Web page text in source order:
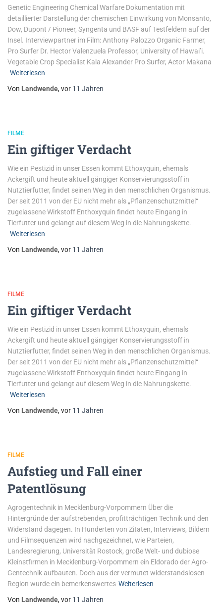
Genetic Engineering Chemical Warfare Dokumentation mit
detaillierter Darstellung der chemischen Einwirkung von Monsanto,
Dow, Dupont / Pioneer, Syngenta und BASF auf Testfeldern auf der
Insel. Interviewpartner im Film: Anthony Palozzo Organic Farmer,
Pro Surfer Dr. Hector Valenzuela Professor, University of Hawai’i.
Vegetable Crop Specialist Kala Alexander Pro Surfer, Actor Makana
Weiterlesen
Von Landwende, vor 11 Jahren
FILME
Ein giftiger Verdacht
Wie ein Pestizid in unser Essen kommt Ethoxyquin, ehemals
Ackergift und heute aktuell gängiger Konservierungsstoff in
Nutztierfutter, findet seinen Weg in den menschlichen Organismus.
Der seit 2011 von der EU nicht mehr als „Pflanzenschutzmittel“
zugelassene Wirkstoff Enthoxyquin findet heute Eingang in
Tierfutter und gelangt auf diesem Weg in die Nahrungskette.
Weiterlesen
Von Landwende, vor 11 Jahren
FILME
Ein giftiger Verdacht
Wie ein Pestizid in unser Essen kommt Ethoxyquin, ehemals
Ackergift und heute aktuell gängiger Konservierungsstoff in
Nutztierfutter, findet seinen Weg in den menschlichen Organismus.
Der seit 2011 von der EU nicht mehr als „Pflanzenschutzmittel“
zugelassene Wirkstoff Enthoxyquin findet heute Eingang in
Tierfutter und gelangt auf diesem Weg in die Nahrungskette.
Weiterlesen
Von Landwende, vor 11 Jahren
FILME
Aufstieg und Fall einer
Patentlösung
Agrogentechnik in Mecklenburg-Vorpommern Über die
Hintergründe der aufstrebenden, profitträchtigen Technik und den
Widerstand dagegen. In Hunderten von Zitaten, Interviews, Bildern
und Filmsequenzen wird nachgezeichnet, wie Parteien,
Landesregierung, Universität Rostock, große Welt- und dubiose
Kleinstfirmen in Mecklenburg-Vorpommern ein Eldorado der Agro-
Gentechnik aufbauten. Doch aus der vermutet widerstandslosen
Region wurde ein bemerkenswertes Weiterlesen
Von Landwende, vor 11 Jahren